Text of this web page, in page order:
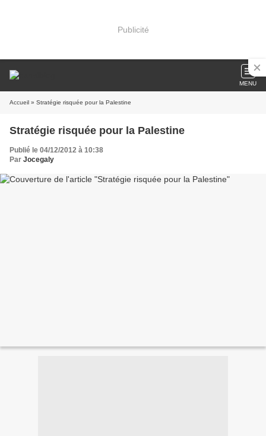
Publicité
MENU
Accueil » Stratégie risquée pour la Palestine
Stratégie risquée pour la Palestine
Publié le 04/12/2012 à 10:38
Par Jocegaly